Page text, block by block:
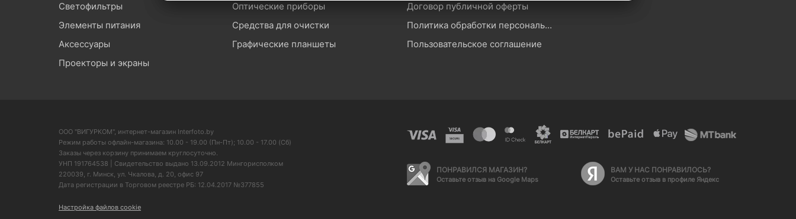
Светофильтры
Оптические приборы
Элементы питания
Средства для очистки
Аксессуары
Графические планшеты
Проекторы и экраны
Договор публичной оферты
Политика обработки персональных данных
Пользовательское соглашение
ООО "ВИГУРКОМ", интернет-магазин Interfoto.by
Режим работы офлайн-магазина: 10.00 - 19.00 (Пн-Пт); 10.00 - 17.00 (Сб)
Заказы через корзину принимаем круглосуточно.
УНП 191764538 | Свидетельство выдано 13.09.2012 Мингорисполком
220039, г. Минск, ул. Чкалова, д. 20, офис 97
Дата регистрации в Торговом реестре РБ: 12.04.2017 №377855
Настройка файлов cookie
ПОНРАВИЛСЯ МАГАЗИН?
Оставьте отзыв на Google Maps
ВАМ У НАС ПОНРАВИЛОСЬ?
Оставьте отзыв в профиле Яндекс